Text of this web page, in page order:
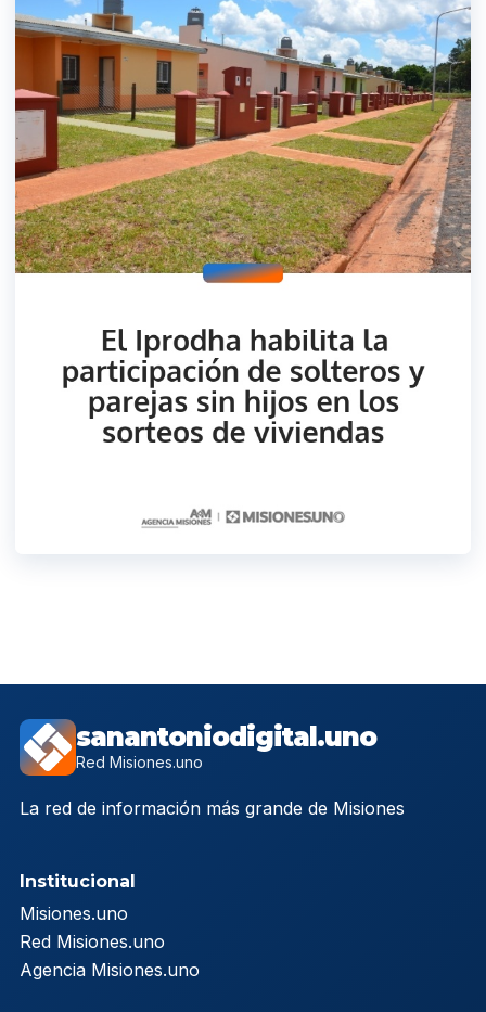
sanantoniodigital.uno
Red Misiones.uno
La red de información más grande de Misiones
Institucional
Misiones.uno
Red Misiones.uno
Agencia Misiones.uno